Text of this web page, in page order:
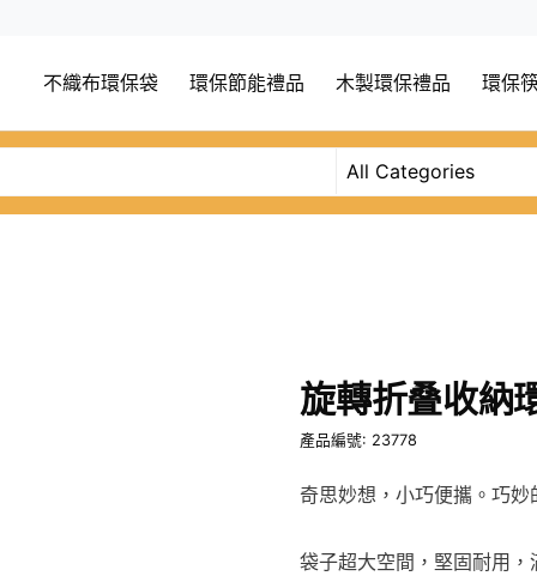
不織布環保袋 環保節能禮品 木製環保禮品 環保
旋轉折叠收納
產品編號: 23778
奇思妙想，小巧便攜。巧妙
袋子超大空間，堅固耐用，